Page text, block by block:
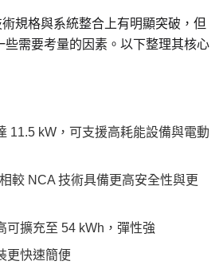
規格與系統整合上有明顯突破，但
些需要考量的因素。以下整理其核心
11.5 kW，可支援高耗能設備與電動
較 NCA 技術具備更高安全性與更
可擴充至 54 kWh，彈性強
更快速簡便